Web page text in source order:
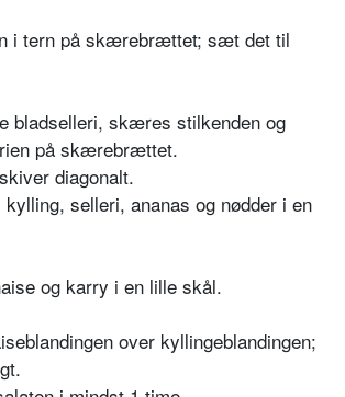
i tern på skærebrættet; sæt det til
bladselleri, skæres stilkenden og
på skærebrættet.
diagonalt.
selleri, ananas og nødder i en
og karry i en lille skål.
over kyllingeblandingen;